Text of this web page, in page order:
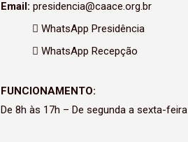
Email: presidencia@caace.org.br
WhatsApp Presidência
WhatsApp Recepção
FUNCIONAMENTO:
De 8h às 17h – De segunda a sexta-feira